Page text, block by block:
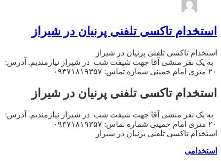
استخدام تاکسی تلفنی پرنیان در شیراز
استخدام تاکسی تلفنی پرنیان در شیراز
به یک نفر منشی آقا جهت شیفت شب در شیراز نیازمندیم. آدرس:
۲۰ متری امام خمینی شماره تماس: ۰۹۳۷۱۸۱۹۳۵۷
استخدام تاکسی تلفنی پرنیان در شیراز
به یک نفر منشی آقا جهت شیفت شب در شیراز نیازمندیم. آدرس:
۲۰ متری امام خمینی شماره تماس: ۰۹۳۷۱۸۱۹۳۵۷
استخدام تاکسی تلفنی پرنیان در شیراز
استخدامی